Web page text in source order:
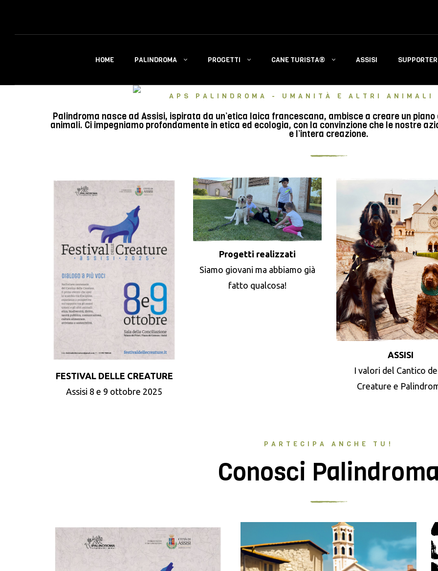
HOME PALINDROMA PROGETTI CANE TURISTA® ASSISI
APS PALINDROMA - UMANITÀ E ALTRI
Palindroma nasce ad Assisi, ispirata da un’etica laica francescana, ambisce a creare un
animali. Ci impegniamo profondamente in etica ed ecologia, con la convinzione che le nostre
e l’intera creazione.
FESTIVAL DELLE CREATURE
Assisi 8 e 9 ottobre 2025
Progetti realizzati
Siamo giovani ma abbiamo già
fatto qualcosa!
ASSISI
I valori del Cantico
Creature e
PARTECIPA ANCHE TU!
Conosci